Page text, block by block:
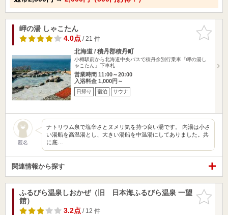
お気に入
りに追加
岬の湯 しゃこたん
4.0点/ 21 件
北海道 / 積丹郡積丹町
小樽駅前から北海道中央バスで積丹余別行乗車「岬の湯し
ゃこたん」下車札…
営業時間 11:00～20:00
入浴料金 1,000円～
日帰り 宿泊 サウナ
匿名
ナトリウム泉で塩辛さとヌメリ気を持つ良い湯です。 内湯は小さ
い湯船を高温湯とし、大きい湯船を中温湯にしてありました。共
に底…
関連情報から探す
お気に入
りに追加
ふるびら温泉しおかぜ（旧 日本海ふるびら温泉 一望
館）
3.2点/ 12 件